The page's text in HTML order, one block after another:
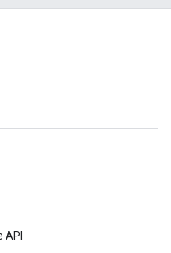
API